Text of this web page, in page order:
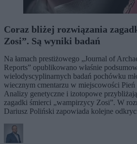
Coraz bliżej rozwiązania
Zosi”. Są wyniki badań
Na łamach prestiżowego „Journal of
Reports” opublikowano właśnie
wielodyscyplinarnych badań pochówku
wiecznym cmentarzu w miejscowości Pień
Analizy genetyczne i izotopowe
zagadki śmierci „wampirzycy Zosi”. W
Dariusz Poliński zapowiada kolejne